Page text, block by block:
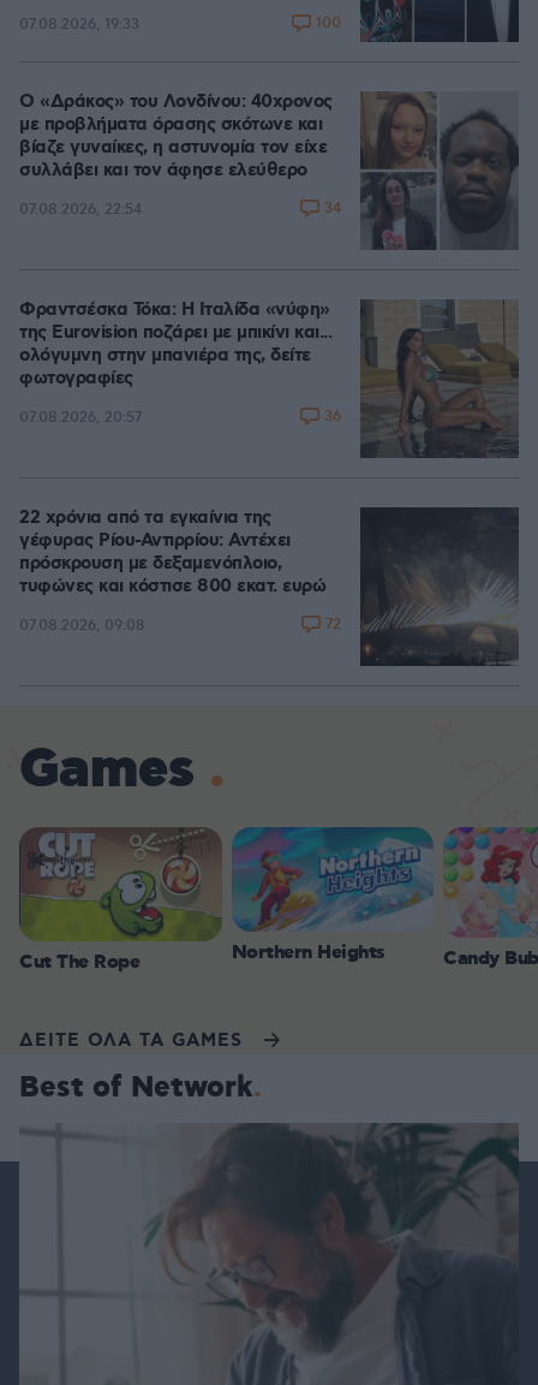
07.08.2026, 19:33 100
Ο «Δράκος» του Λονδίνου: 40χρονος
με προβλήματα όρασης σκότωνε και
βίαζε γυναίκες, η αστυνομία τον είχε
συλλάβει και τον άφησε ελεύθερο
07.08.2026, 22:54 34
Φραντσέσκα Τόκα: Η Ιταλίδα «νύφη»
της Eurovision ποζάρει με μπικίνι και...
ολόγυμνη στην μπανιέρα της, δείτε
φωτογραφίες
07.08.2026, 20:57 36
22 χρόνια από τα εγκαίνια της
γέφυρας Ρίου-Αντιρρίου: Αντέχει
πρόσκρουση με δεξαμενόπλοιο,
τυφώνες και κόστισε 800 εκατ. ευρώ
07.08.2026, 09:08 72
Games
Cut The Rope Northern Heights Candy
ΔΕΙΤΕ ΟΛΑ ΤΑ GAMES
Best of Network